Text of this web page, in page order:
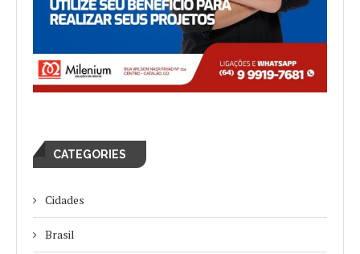
CATEGORIES
Cidades
Brasil